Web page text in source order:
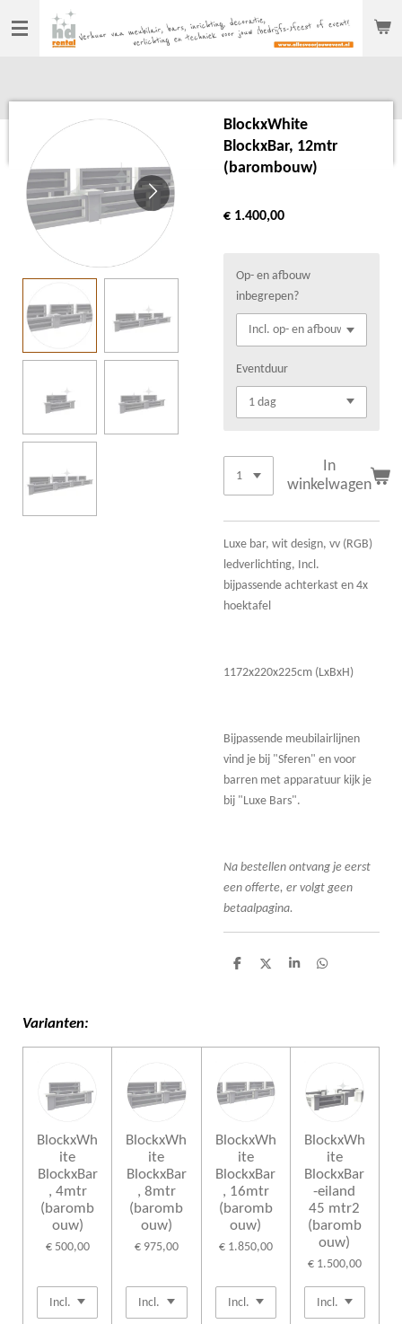
Ga
direct
hoofdinhoud
BlockxWhite
BlockxBar, 12mtr
(barombouw)
€ 1.400,00
Op- en afbouw
inbegrepen?
Eventduur
In
winkelwagen
Luxe bar, wit design, vv (RGB)
ledverlichting, Incl.
bijpassende achterkast en 4x
hoektafel
1172x220x225cm (LxBxH)
Bijpassende meubilairlijnen
vind je bij "Sferen" en voor
barren met apparatuur kijk je
bij "Luxe Bars".
Na bestellen ontvang je eerst
een offerte, er volgt geen
betaalpagina.
D
D
S
D
Varianten:
BlockxWh
ite
BlockxBar
, 4mtr
(baromb
ouw)
€ 500,00
BlockxWh
ite
BlockxBar
, 8mtr
(baromb
ouw)
€ 975,00
BlockxWh
ite
BlockxBar
, 16mtr
(baromb
ouw)
€ 1.850,00
BlockxWh
ite
BlockxBar
-eiland
45 mtr2
(baromb
ouw)
€ 1.500,00